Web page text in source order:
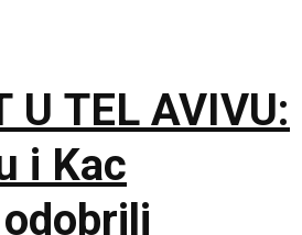
U TEL AVIVU:
i Kac